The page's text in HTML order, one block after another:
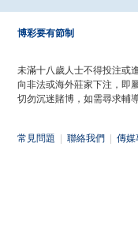
博彩要有節制
未滿十八歲人士不得投注或
向非法或海外莊家下注，即
切勿沉迷賭博，如需尋求輔
常見問題 聯絡我們 傳媒